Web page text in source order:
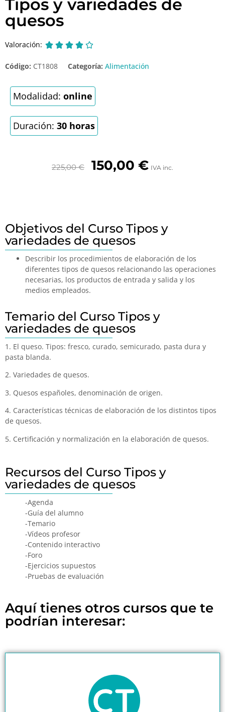
Tipos y variedades de
quesos
Valoración:     
Código: CT1808 Categoría: Alimentación
Modalidad: online
Duración: 30 horas
225,00€ 150,00 € IVA inc.
Objetivos del Curso Tipos y
variedades de quesos
Describir los procedimientos de elaboración de los
diferentes tipos de quesos relacionando las operaciones
necesarias, los productos de entrada y salida y los
medios empleados.
Temario del Curso Tipos y
variedades de quesos
1. El queso. Tipos: fresco, curado, semicurado, pasta dura y
pasta blanda.
2. Variedades de quesos.
3. Quesos españoles, denominación de origen.
4. Características técnicas de elaboración de los distintos tipos
de quesos.
5. Certificación y normalización en la elaboración de quesos.
Recursos del Curso Tipos y
variedades de quesos
-Agenda
-Guía del alumno
-Temario
-Vídeos profesor
-Contenido interactivo
-Foro
-Ejercicios supuestos
-Pruebas de evaluación
Aquí tienes otros cursos que te
podrían interesar: